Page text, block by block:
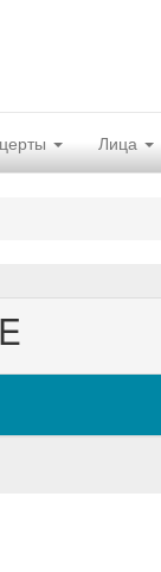
Лица